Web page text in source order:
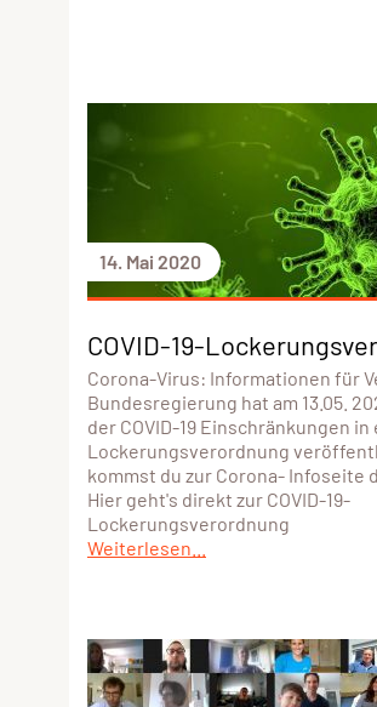
14. Mai 2020
COVID-19-
Corona-Virus: Informationen für
Bundesregierung hat am 13.05.
der COVID-19 Einschränkungen in
Lockerungsverordnung
kommst du zur Corona- Infoseite
Hier geht's direkt zur COVID-19-
Lockerungsverordnung
Weiterlesen...